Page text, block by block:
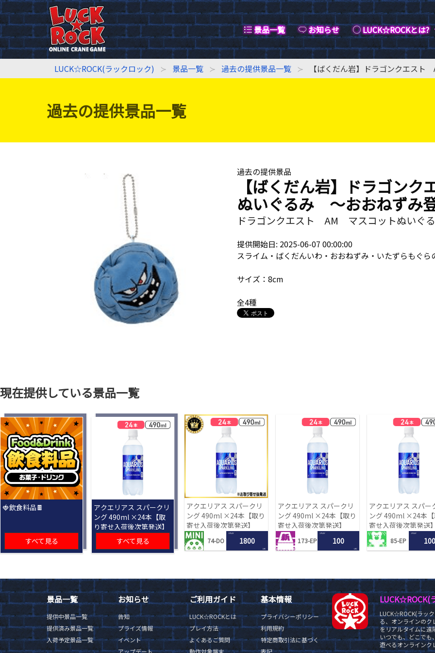
景品一覧 お知らせ LUCK☆ROCKとは?
LUCK☆ROCK(ラックロック) 景品一覧 過去の提供景品一覧 【ばくだん岩】ドラゴンクエス
過去の提供景品一覧
過去の提供景品
【ばくだん岩】ドラゴン
ぬいぐるみ ～おおねずみ
ドラゴンクエスト AM マスコットぬいぐ
提供開始日: 2025-06-07 00:00:00
スライム・ばくだんいわ・おおねずみ・いたずらもぐ
サイズ：8cm
全4種
現在提供している景品一覧
🍓飲食料品🍫
すべて見る
アクエリアス スパークリ
ング 490ml ×24本【取
り寄せ入荷後次第発送】
すべて見る
アクエリアス スパークリ
ング 490ml ×24本【取り
寄せ入荷後次第発送】
74-DO
1 PLAY
1800
LRC
アクエリアス スパークリ
ング 490ml ×24本【取り
寄せ入荷後次第発送】
173-EP
1 PLAY
100
LRC
アクエリアス スパー
ング 490ml ×24本
寄せ入荷後次第発送
85-EP
1 PLAY
100
景品一覧
提供中景品一覧
提供済み景品一覧
入荷予定景品一覧
お知らせ
告知
プライズ情報
イベント
アップデート
ご利用ガイド
LUCK☆ROCKとは
プレイ方法
よくあるご質問
動作対象端末
基本情報
プライバシーポリシー
利用規約
特定商取引法に基づく
表記
LUCK☆ROCK(
LUCK☆ROCK(ラッ
る、オンラインのク
をリアルタイムに遠
いつでも、どこでも
遊べるオンラインク